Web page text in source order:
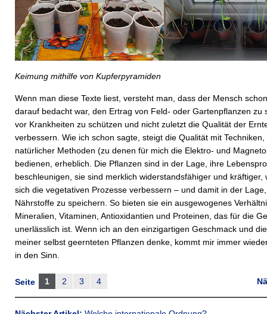
Keimung mithilfe von Kupferpyramiden
Wenn man diese Texte liest, versteht man, dass der Mensch
darauf bedacht war, den Ertrag von Feld- oder Gartenpflanzen zu
vor Krankheiten zu schützen und nicht zuletzt die Qualität der
verbessern. Wie ich schon sagte, steigt die Qualität mit Techniken,
natürlicher Methoden (zu denen für mich die Elektro- und
bedienen, erheblich. Die Pflanzen sind in der Lage, ihre
beschleunigen, sie sind merklich widerstandsfähiger und kräftiger,
sich die vegetativen Prozesse verbessern – und damit in der
Nährstoffe zu speichern. So bieten sie ein ausgewogenes
Mineralien, Vitaminen, Antioxidantien und Proteinen, das für die
unerlässlich ist. Wenn ich an den einzigartigen Geschmack und
meiner selbst geernteten Pflanzen denke, kommt mir immer
in den Sinn.
Seite 1 2 3 4